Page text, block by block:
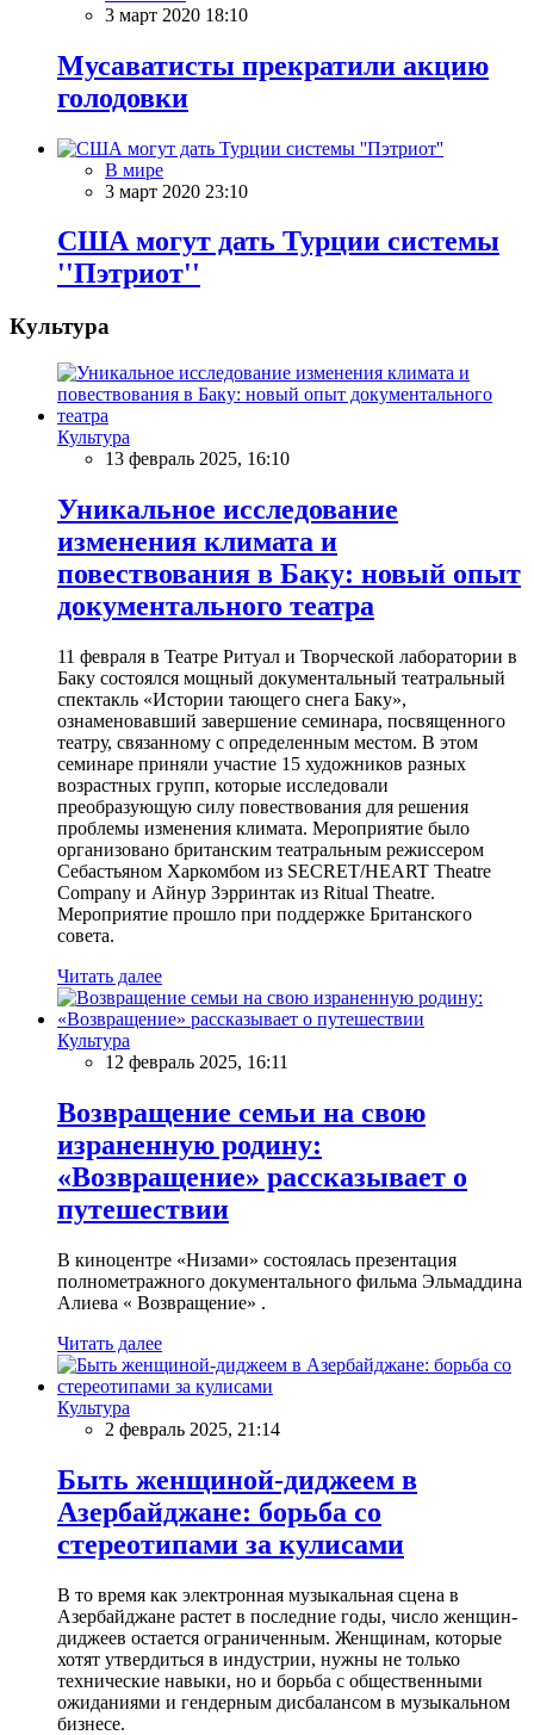
3 март 2020 18:10
Мусаватисты прекратили акцию
голодовки
В мире
3 март 2020 23:10
США могут дать Турции системы
''Пэтриот''
Культура
Культура
13 февраль 2025, 16:10
Уникальное исследование
изменения климата и
повествования в Баку: новый опыт
документального театра
11 февраля в Театре Ритуал и Творческой лаборатории в
Баку состоялся мощный документальный театральный
спектакль «Истории тающего снега Баку»,
ознаменовавший завершение семинара, посвященного
театру, связанному с определенным местом. В этом
семинаре приняли участие 15 художников разных
возрастных групп, которые исследовали
преобразующую силу повествования для решения
проблемы изменения климата. Мероприятие было
организовано британским театральным режиссером
Себастьяном Харкомбом из SECRET/HEART Theatre
Company и Айнур Зэрринтак из Ritual Theatre.
Мероприятие прошло при поддержке Британского
совета.
Читать далее
Культура
12 февраль 2025, 16:11
Возвращение семьи на свою
израненную родину:
«Возвращение» рассказывает о
путешествии
В киноцентре «Низами» состоялась презентация
полнометражного документального фильма Эльмаддина
Алиева « Возвращение» .
Читать далее
Культура
2 февраль 2025, 21:14
Быть женщиной-диджеем в
Азербайджане: борьба со
стереотипами за кулисами
В то время как электронная музыкальная сцена в
Азербайджане растет в последние годы, число женщин-
диджеев остается ограниченным. Женщинам, которые
хотят утвердиться в индустрии, нужны не только
технические навыки, но и борьба с общественными
ожиданиями и гендерным дисбалансом в музыкальном
бизнесе.